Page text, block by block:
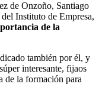
de Onzoño, Santiago
Instituto de Empresa,
de la
también por él, y
interesante, fijaos
de la formación para